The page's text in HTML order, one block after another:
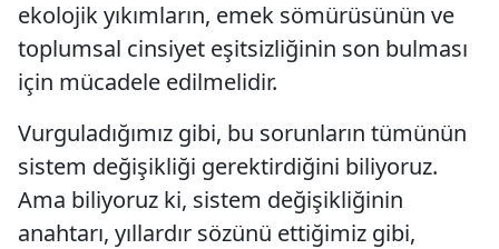
ekolojik yıkımların, emek sömürüsünün ve
toplumsal cinsiyet eşitsizliğinin son bulması
için mücadele edilmelidir.
Vurguladığımız gibi, bu sorunların tümünün
sistem değişikliği gerektirdiğini biliyoruz.
Ama biliyoruz ki, sistem değişikliğinin
anahtarı, yıllardır sözünü ettiğimiz gibi,